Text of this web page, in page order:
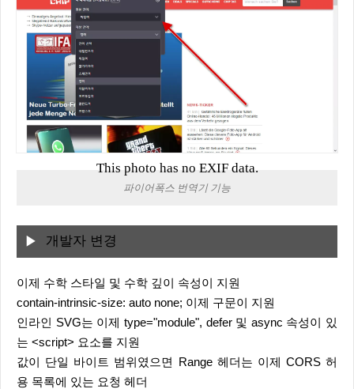
This photo has no EXIF data.
파이어폭스 번역기 기능
개발자 변경
이제 수학 스타일 및 수학 깊이 속성이 지원
contain-intrinsic-size: auto none; 이제 구문이 지원
인라인 SVG는 이제 type="module", defer 및 async 속성이 있
는 <script> 요소를 지원
값이 단일 바이트 범위였으면 Range 헤더는 이제 CORS 허
용 목록에 있는 요청 헤더